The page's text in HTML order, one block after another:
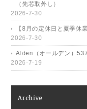
（先芯取外し）
2026-7-30
【8月の定休日と夏季休
2026-7-30
Alden（オールデン）
2026-7-19
Archive